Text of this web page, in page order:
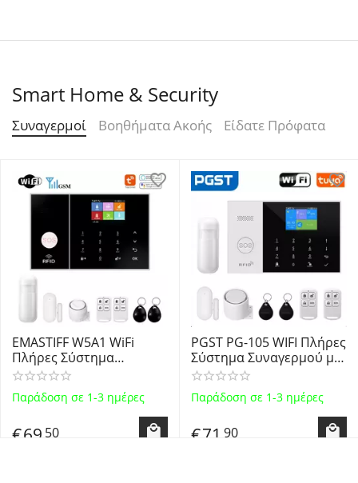
Smart Home & Security
Συναγερμοί Βοηθήματα Ακοής Είδατε Πρόφατα
EMASTIFF W5A1 WiFi
Πλήρες Σύστημα
Συναγερμού με
Ανιχνευτή Κίνησης,
Αισθητήρα Πόρτας,
Τηλεχειριστήρια, 2 Tags
Παράδοση σε 1-3 ημέρες
€69 50
PGST PG-105 WIFI Πλήρες
Σύστημα Συναγερμού με
Ανιχνευτή Κίνησης,
Αισθητήρα Πόρτας,
Σειρήνα, 2
Τηλεχειριστήρια, 2 Tags
RFID και έλεγχο μέσω
Παράδοση σε 1-3 ημέρες
€71 90